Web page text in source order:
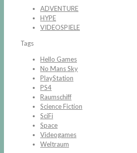
ADVENTURE
HYPE
VIDEOSPIELE
Tags
Hello Games
No Mans Sky
PlayStation
PS4
Raumschiff
Science Fiction
SciFi
Space
Videogames
Weltraum